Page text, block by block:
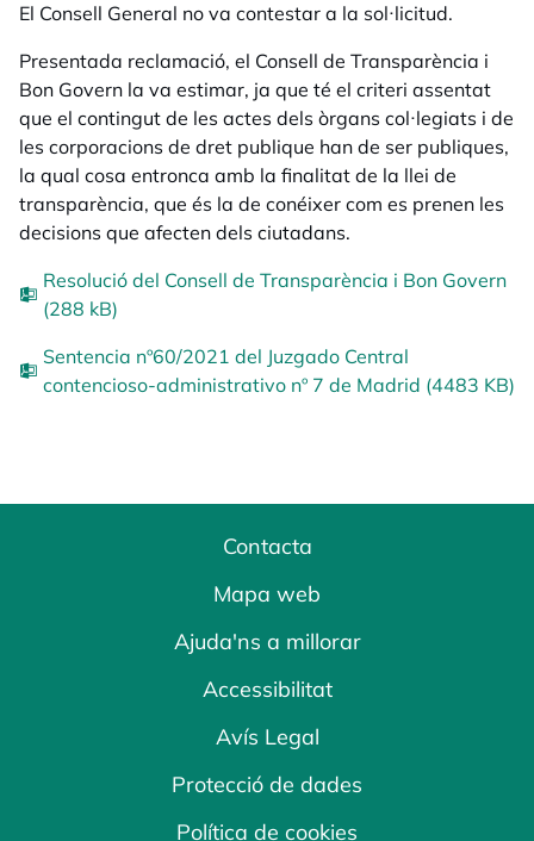
El Consell General no va contestar a la sol·licitud.
Presentada reclamació, el Consell de Transparència i
Bon Govern la va estimar, ja que té el criteri assentat
que el contingut de les actes dels òrgans col·legiats i de
les corporacions de dret publique han de ser publiques,
la qual cosa entronca amb la finalitat de la llei de
transparència, que és la de conéixer com es prenen les
decisions que afecten dels ciutadans.
Resolució del Consell de Transparència i Bon Govern
(288 kB)
Sentencia nº60/2021 del Juzgado Central
contencioso-administrativo nº 7 de Madrid (4483 KB)
Contacta
Mapa web
Ajuda'ns a millorar
Accessibilitat
Avís Legal
Protecció de dades
Política de cookies